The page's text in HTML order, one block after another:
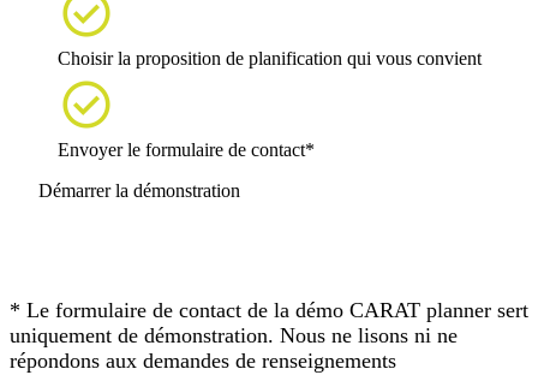
Choisir la proposition de planification qui vous convient

Envoyer le formulaire de contact*
Démarrer la démonstration
* Le formulaire de contact de la démo CARAT planner sert
uniquement de démonstration. Nous ne lisons ni ne
répondons aux demandes de renseignements